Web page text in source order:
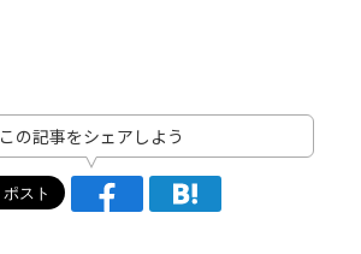
この記事をシェアしよう